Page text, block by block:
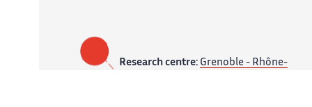
Research centre: Grenoble - Rhône-